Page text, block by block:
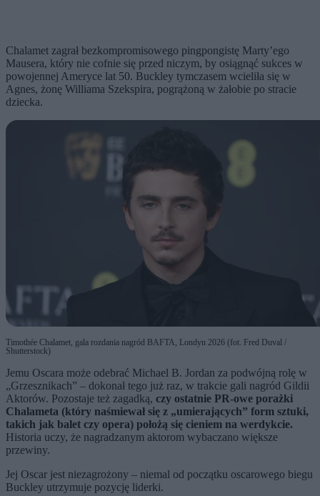
Chalamet zagrał bezkompromisowego pingpongistę Marty’ego
Mausera, który nie cofnie się przed niczym, by osiągnąć sukces w
powojennej Ameryce lat 50. Buckley tymczasem wcieliła się w
Agnes, żonę Williama Szekspira, pogrążoną w żałobie po stracie
dziecka.
Timothée Chalamet, gala rozdania nagród BAFTA, Londyn 2026 (fot. Fred Duval /
Shutterstock)
Jemu Oscara może odebrać Michael B. Jordan za podwójną rolę w
„Grzesznikach” – dokonał tego już raz, w trakcie gali nagród Gildii
Aktorów. Pozostaje też zagadką, czy ostatnie PR-owe porażki
Chalameta (który naśmiewał się z „umierających” form sztuki,
takich jak balet czy opera) położą się cieniem na werdykcie.
Historia uczy, że nagradzanym aktorom wybaczano większe
przewiny.
Jej Oscar jest niezagrożony – niemal od początku oscarowego biegu
Buckley utrzymuje pozycję liderki.